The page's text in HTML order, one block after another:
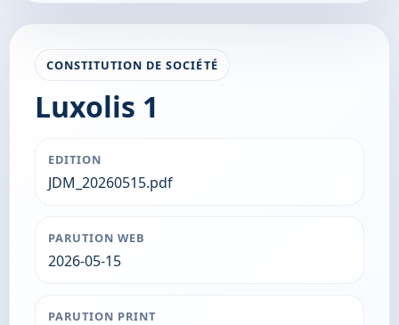
CONSTITUTION DE SOCIÉTÉ
Luxolis 1
EDITION
JDM_20260515.pdf
PARUTION WEB
2026-05-15
PARUTION PRINT